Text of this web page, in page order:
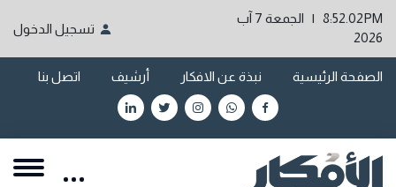
8:52.02PM | الجمعة 7 آب
2026
تسجيل الدخول
الصفحة الرئيسية نبذة عن الافكار أرشيف اتصل بنا